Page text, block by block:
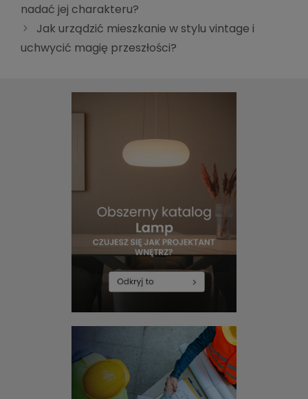
nadać jej charakteru?
Jak urządzić mieszkanie w stylu vintage i
uchwycić magię przeszłości?